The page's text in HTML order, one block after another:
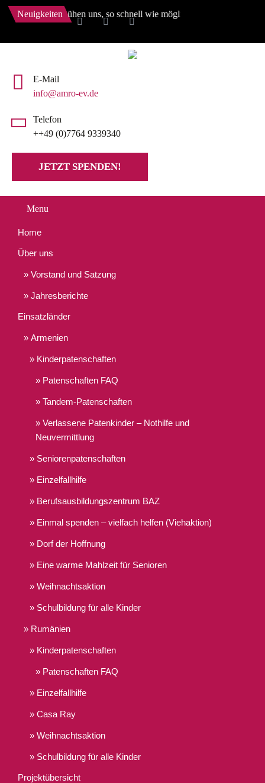
Neuigkeiten
Wir bemühen uns, so schnell wie möglich wieder alles zu
E-Mail
info@amro-ev.de
Telefon
++49 (0)7764 9339340
JETZT SPENDEN!
Menu
Home
Über uns
Vorstand und Satzung
Jahresberichte
Einsatzländer
Armenien
Kinderpatenschaften
Patenschaften FAQ
Tandem-Patenschaften
Verlassene Patenkinder – Nothilfe und
Neuvermittlung
Seniorenpatenschaften
Einzelfallhilfe
Berufsausbildungszentrum BAZ
Einmal spenden – vielfach helfen (Viehaktion)
Dorf der Hoffnung
Eine warme Mahlzeit für Senioren
Weihnachtsaktion
Schulbildung für alle Kinder
Rumänien
Kinderpatenschaften
Patenschaften FAQ
Einzelfallhilfe
Casa Ray
Weihnachtsaktion
Schulbildung für alle Kinder
Projektübersicht